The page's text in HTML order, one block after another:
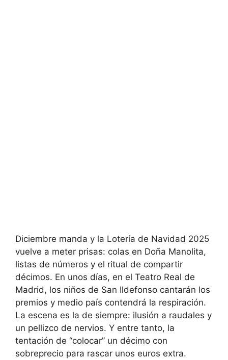
Diciembre manda y la Lotería de Navidad 2025
vuelve a meter prisas: colas en Doña Manolita,
listas de números y el ritual de compartir
décimos. En unos días, en el Teatro Real de
Madrid, los niños de San Ildefonso cantarán los
premios y medio país contendrá la respiración.
La escena es la de siempre: ilusión a raudales y
un pellizco de nervios. Y entre tanto, la
tentación de “colocar” un décimo con
sobreprecio para rascar unos euros extra.